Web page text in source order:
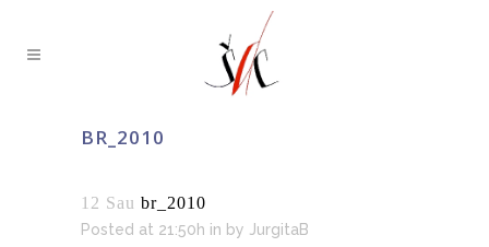
BR_2010
12 Sau br_2010
Posted at 21:50h in by JurgitaB